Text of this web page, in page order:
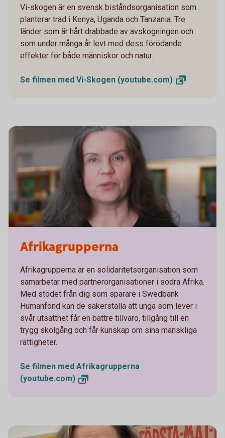
Vi-skogen är en svensk biståndsorganisation som
planterar träd i Kenya, Uganda och Tanzania. Tre
länder som är hårt drabbade av avskogningen och
som under många år levt med dess förödande
effekter för både människor och natur.
Se filmen med Vi-Skogen (youtube.com)
Afrikagrupperna
Afrikagrupperna är en solidaritetsorganisation som
samarbetar med partnerorganisationer i södra Afrika.
Med stödet från dig som sparare i Swedbank
Humanfond kan de säkerställa att unga som lever i
svår utsatthet får en bättre tillvaro, tillgång till en
trygg skolgång och får kunskap om sina mänskliga
rättigheter.
Se filmen med Afrikagrupperna
(youtube.com)